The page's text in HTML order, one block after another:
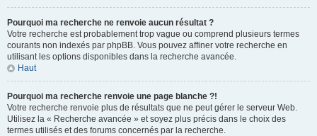
Pourquoi ma recherche ne renvoie aucun résultat ?
Votre recherche est probablement trop vague ou comprend plusieurs termes
courants non indexés par phpBB. Vous pouvez affiner votre recherche en
utilisant les options disponibles dans la recherche avancée.
Haut
Pourquoi ma recherche renvoie une page blanche ?!
Votre recherche renvoie plus de résultats que ne peut gérer le serveur Web.
Utilisez la « Recherche avancée » et soyez plus précis dans le choix des
termes utilisés et des forums concernés par la recherche.